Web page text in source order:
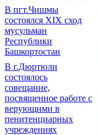
В пгт.Чишмы
состоялся XIX сход
мусульман
Республики
Башкортостан
В г.Дюртюли
состоялось
совещание,
посвященное работе с
верующими в
пенитенциарных
учреждениях